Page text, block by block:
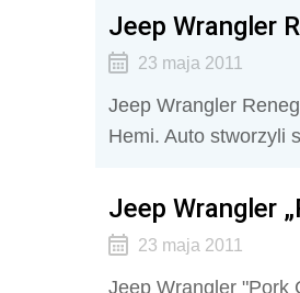
Jeep Wrangler
23 maja 2011
Jeep Wrangler
Hemi. Auto stworzyli
Jeep Wrangler
23 maja 2011
Jeep Wrangler "Pork